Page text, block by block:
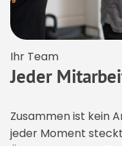
Jeder
Ihr Team
Zusammen ist kein
jeder Moment